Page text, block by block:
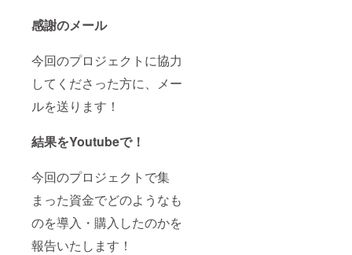
感謝のメール
今回のプロジェクトに協力
してくださった方に、メー
ルを送ります！
結果をYoutubeで！
今回のプロジェクトで集
まった資金でどのようなも
のを導入・購入したのかを
報告いたします！